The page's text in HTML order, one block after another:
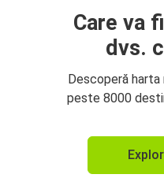
Care va
dvs.
Descoperă
peste 8000